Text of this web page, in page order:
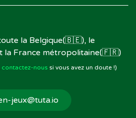
la Belgique(🇧🇪), le
la France métropolitaine(🇫🇷)
contactez-noussi vous avez un doute !)
jeux@tuta.io